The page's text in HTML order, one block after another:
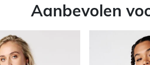
Aanbevolen